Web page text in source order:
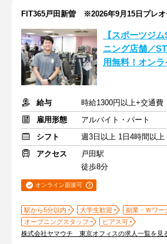
FIT365戸田新曽 ※2026年9月15日プレオ
【スポーツジ
ニング店舗／
用無料！オン
給与
時給1300円以上+交通費
雇用形態
アルバイト・パート
シフト
週3日以上 1日4時間以上
アクセス
戸田駅
徒歩8分
オンライン面接可
駅から5分以内 大学生歓迎
副業・Ｗワー
オープニングスタッフ
ピアス可
株式会社ヤマウチ 東京オフィスの求人一覧を見